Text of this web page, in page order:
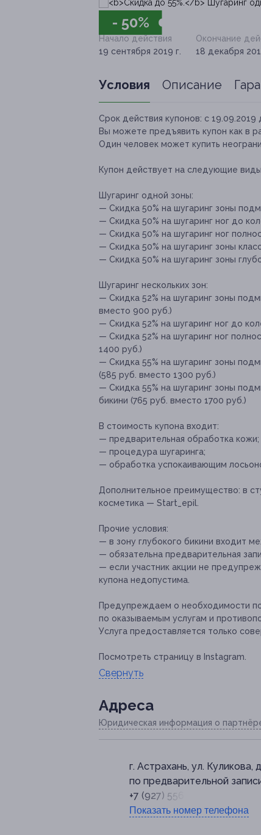
- 50%
Начало действия
19 сентября 2019 г.
Окончание
18 декабря
Условия Описание
Срок действия купонов: с 19.09.2019
Вы можете предъявить купон как в
Один человек может купить
Купон действует на следующие виды
Шугаринг одной зоны:
— Скидка 50% на шугаринг зоны
— Скидка 50% на шугаринг ног до
— Скидка 50% на шугаринг ног
— Скидка 50% на шугаринг зоны
— Скидка 50% на шугаринг зоны
Шугаринг нескольких зон:
— Скидка 52% на шугаринг зоны
вместо 900 руб.)
— Скидка 52% на шугаринг ног до
— Скидка 52% на шугаринг ног
1400 руб.)
— Скидка 55% на шугаринг зоны
(585 руб. вместо 1300 руб.)
— Скидка 55% на шугаринг зоны
бикини (765 руб. вместо 1700 руб.)
В стоимость купона входит:
— предварительная обработка кожи;
— процедура шугаринга;
— обработка успокаивающим
Дополнительное преимущество: в
косметика — Start_epil.
Прочие условия:
— в зону глубокого бикини входит
— обязательна предварительная
— если участник акции не
купона недопустима.
Предупреждаем о необходимости
по оказываемым услугам и
Услуга предоставляется только
Посмотреть страницу в Instagram.
Свернуть
Адресa
Юридическая информация о
г. Астрахань, ул. Куликова,
по предварительной
+7 (927) 556-66-01
Показать номер телефона